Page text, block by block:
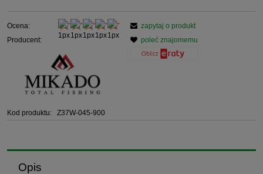
Ocena:
Producent:
Kod produktu: Z37W-045-900
zapytaj o produkt
poleć znajomemu
Opis